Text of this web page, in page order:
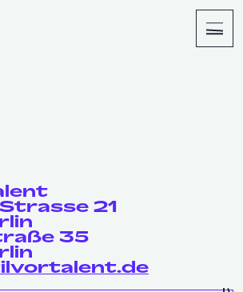
21
35